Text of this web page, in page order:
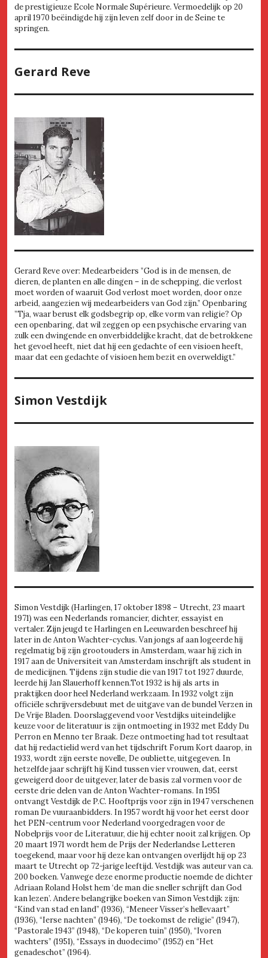
de prestigieuze Ecole Normale Supérieure. Vermoedelijk op 20
april 1970 beëindigde hij zijn leven zelf door in de Seine te
springen.
Gerard Reve
Gerard Reve over: Medearbeiders ”God is in de mensen, de
dieren, de planten en alle dingen – in de schepping, die verlost
moet worden of waaruit God verlost moet worden, door onze
arbeid, aangezien wij medearbeiders van God zijn.” Openbaring
”Tja, waar berust elk godsbegrip op, elke vorm van religie? Op
een openbaring, dat wil zeggen op een psychische ervaring van
zulk een dwingende en onverbiddelijke kracht, dat de betrokkene
het gevoel heeft, niet dat hij een gedachte of een visioen heeft,
maar dat een gedachte of visioen hem bezit en overweldigt.”
Simon Vestdijk
Simon Vestdijk (Harlingen, 17 oktober 1898 – Utrecht, 23 maart
1971) was een Nederlands romancier, dichter, essayist en
vertaler. Zijn jeugd te Harlingen en Leeuwarden beschreef hij
later in de Anton Wachter-cyclus. Van jongs af aan logeerde hij
regelmatig bij zijn grootouders in Amsterdam, waar hij zich in
1917 aan de Universiteit van Amsterdam inschrijft als student in
de medicijnen. Tijdens zijn studie die van 1917 tot 1927 duurde,
leerde hij Jan Slauerhoff kennen.Tot 1932 is hij als arts in
praktijken door heel Nederland werkzaam. In 1932 volgt zijn
officiële schrijversdebuut met de uitgave van de bundel Verzen in
De Vrije Bladen. Doorslaggevend voor Vestdijks uiteindelijke
keuze voor de literatuur is zijn ontmoeting in 1932 met Eddy Du
Perron en Menno ter Braak. Deze ontmoeting had tot resultaat
dat hij redactielid werd van het tijdschrift Forum Kort daarop, in
1933, wordt zijn eerste novelle, De oubliette, uitgegeven. In
hetzelfde jaar schrijft hij Kind tussen vier vrouwen, dat, eerst
geweigerd door de uitgever, later de basis zal vormen voor de
eerste drie delen van de Anton Wachter-romans. In 1951
ontvangt Vestdijk de P.C. Hooftprijs voor zijn in 1947 verschenen
roman De vuuraanbidders. In 1957 wordt hij voor het eerst door
het PEN-centrum voor Nederland voorgedragen voor de
Nobelprijs voor de Literatuur, die hij echter nooit zal krijgen. Op
20 maart 1971 wordt hem de Prijs der Nederlandse Letteren
toegekend, maar voor hij deze kan ontvangen overlijdt hij op 23
maart te Utrecht op 72-jarige leeftijd. Vestdijk was auteur van ca.
200 boeken. Vanwege deze enorme productie noemde de dichter
Adriaan Roland Holst hem ‘de man die sneller schrijft dan God
kan lezen’. Andere belangrijke boeken van Simon Vestdijk zijn:
“Kind van stad en land” (1936), “Meneer Visser’s hellevaart”
(1936), “Ierse nachten” (1946), “De toekomst de religie” (1947),
“Pastorale 1943” (1948), “De koperen tuin” (1950), “Ivoren
wachters” (1951), “Essays in duodecimo” (1952) en “Het
genadeschot” (1964).